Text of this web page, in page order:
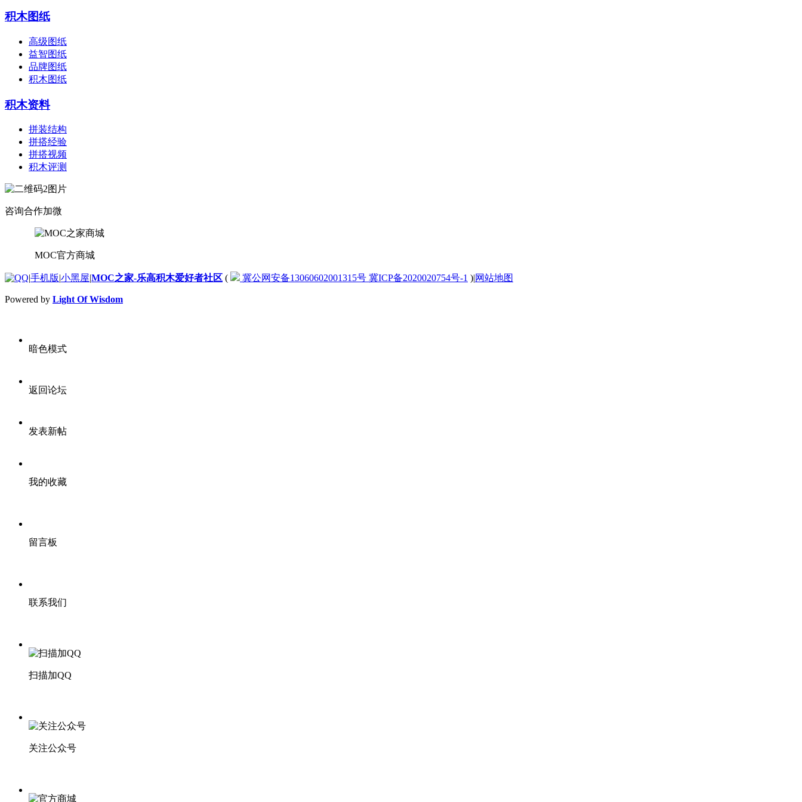
积木图纸
高级图纸
益智图纸
品牌图纸
积木图纸
积木资料
拼装结构
拼搭经验
拼搭视频
积木评测
咨询合作加微
MOC官方商城
|手机版|小黑屋|MOC之家-乐高积木爱好者社区 ( 冀公网安备13060602001315号 冀ICP备2020020754号-1 )|网站地图
Powered by Light Of Wisdom
暗色模式
返回论坛
发表新帖
我的收藏
留言板
联系我们
扫描加QQ
关注公众号